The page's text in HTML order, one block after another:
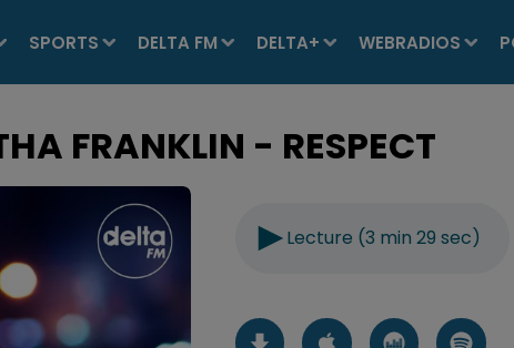
SPORTS DELTA FM DELTA+ WEBRADIOS
FRANKLIN - RESPECT
Lecture (3 min 29 sec)